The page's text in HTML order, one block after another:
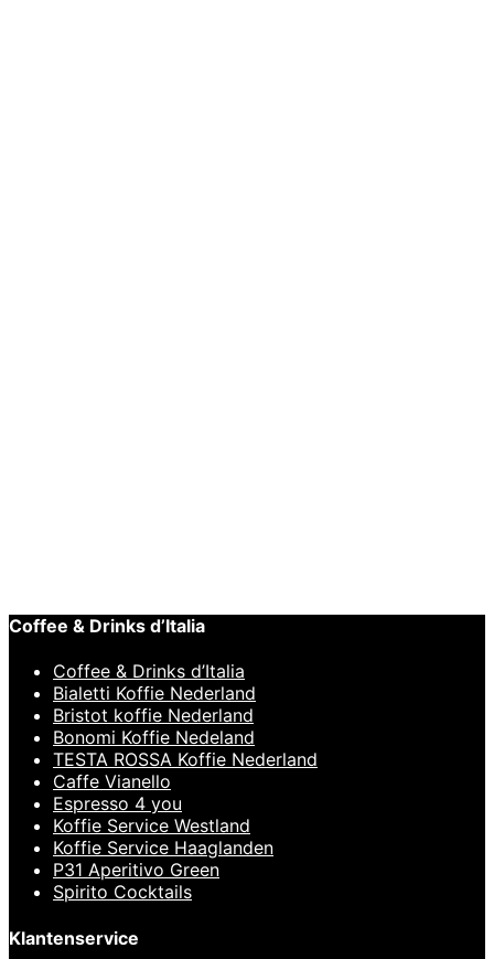
Coffee & Drinks d’Italia
Coffee & Drinks d’Italia
Bialetti Koffie Nederland
Bristot koffie Nederland
Bonomi Koffie Nedeland
TESTA ROSSA Koffie Nederland
Caffe Vianello
Espresso 4 you
Koffie Service Westland
Koffie Service Haaglanden
P31 Aperitivo Green
Spirito Cocktails
Klantenservice